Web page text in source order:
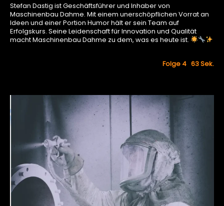
Stefan Dastig ist Geschäftsführer und Inhaber von
Maschinenbau Dahme. Mit einem unerschöpflichen Vorrat an
Ideen und einer Portion Humor hält er sein Team auf
Erfolgskurs. Seine Leidenschaft für Innovation und Qualität
macht Maschinenbau Dahme zu dem, was es heute ist.
Folge 4 63Sek.